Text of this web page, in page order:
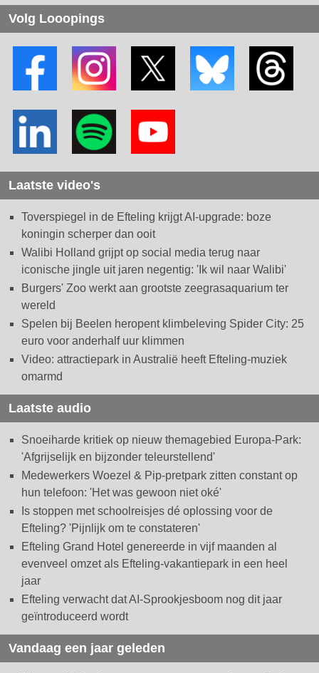
Volg Looopings
Laatste video's
Toverspiegel in de Efteling krijgt AI-upgrade: boze
koningin scherper dan ooit
Walibi Holland grijpt op social media terug naar
iconische jingle uit jaren negentig: 'Ik wil naar Walibi'
Burgers' Zoo werkt aan grootste zeegrasaquarium ter
wereld
Spelen bij Beelen heropent klimbeleving Spider City: 25
euro voor anderhalf uur klimmen
Video: attractiepark in Australië heeft Efteling-muziek
omarmd
Laatste audio
Snoeiharde kritiek op nieuw themagebied Europa-Park:
'Afgrijselijk en bijzonder teleurstellend'
Medewerkers Woezel & Pip-pretpark zitten constant op
hun telefoon: 'Het was gewoon niet oké'
Is stoppen met schoolreisjes dé oplossing voor de
Efteling? 'Pijnlijk om te constateren'
Efteling Grand Hotel genereerde in vijf maanden al
evenveel omzet als Efteling-vakantiepark in een heel
jaar
Efteling verwacht dat AI-Sprookjesboom nog dit jaar
geïntroduceerd wordt
Vandaag een jaar geleden